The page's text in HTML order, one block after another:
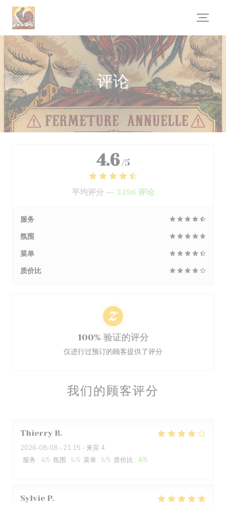
Cookie管理面板
评论
我们的顾客评分
Thierry B
2026-08-08 - 21:15 - 来宾 4
服务 : 4/5 氛围 : 5/5 菜单 : 5/5 质价比 : 4/5
Sylvie P
4.6 /5
平均评分 — 3396 评论
服务
氛围
菜单
质价比
100% 验证的评分
仅进行过预订的顾客提供了评分